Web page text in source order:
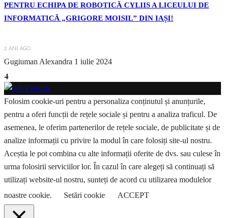
PENTRU ECHIPA DE ROBOTICĂ CYLIIS A LICEULUI DE
INFORMATICĂ „GRIGORE MOISIL” DIN IAȘI!
2 ANI AGO
Gugiuman Alexandra 1 iulie 2024
4
Folosim cookie-uri pentru a personaliza conținutul și anunțurile,
pentru a oferi funcții de rețele sociale și pentru a analiza traficul. De
asemenea, le oferim partenerilor de rețele sociale, de publicitate și de
analize informații cu privire la modul în care folosiți site-ul nostru.
Aceștia le pot combina cu alte informații oferite de dvs. sau culese în
urma folosirii serviciilor lor. În cazul în care alegeți să continuați să
utilizați website-ul nostru, sunteți de acord cu utilizarea modulelor
noastre cookie.
Setări cookie ACCEPT